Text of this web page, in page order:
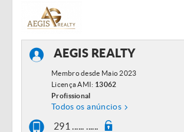
AEGIS REALTY
Membro desde Maio 2023
Licença AMI: 13062
Profissional
Todos os anúncios
291 ...... ......